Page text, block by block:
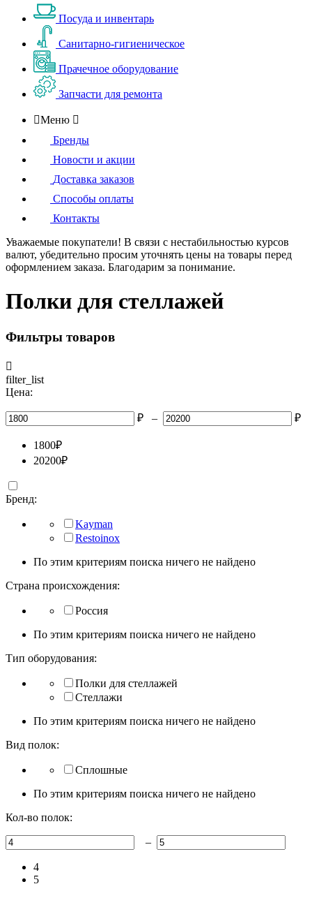
Посуда и инвентарь
Санитарно-гигиеническое
Прачечное оборудование
Запчасти для ремонта
Меню 
Бренды
Новости и акции
Доставка заказов
Способы оплаты
Контакты
Уважаемые покупатели! В связи с нестабильностью курсов
валют, убедительно просим уточнять цены на товары перед
оформлением заказа. Благодарим за понимание.
Полки для стеллажей
Фильтры товаров

filter_list
Цена:
₽ – ₽
1800₽
20200₽
Бренд:
Kayman
Restoinox
По этим критериям поиска ничего не найдено
Страна происхождения:
Россия
По этим критериям поиска ничего не найдено
Тип оборудования:
Полки для стеллажей
Стеллажи
По этим критериям поиска ничего не найдено
Вид полок:
Сплошные
По этим критериям поиска ничего не найдено
Кол-во полок:
–
4
5